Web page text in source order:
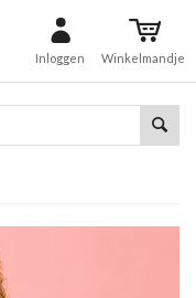
Inloggen Winkelmandje